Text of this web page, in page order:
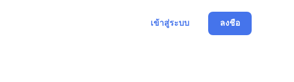
เข้าสู่ระบบ ลงชื่อ